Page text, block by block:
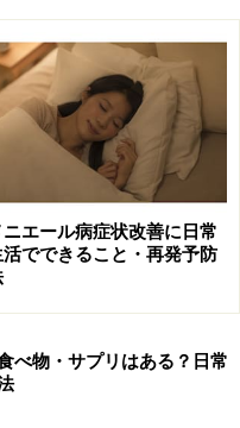
鼻科受診の目安
鳴りの三原則
覚的に聞こえる音で、
う音だけでなく、セミ
う音、ゴ―ッという音
鳴りに共通する三原則
。
ニエール病症状改善に日常
活でできること・再発予防
べ物・サプリはある？日常